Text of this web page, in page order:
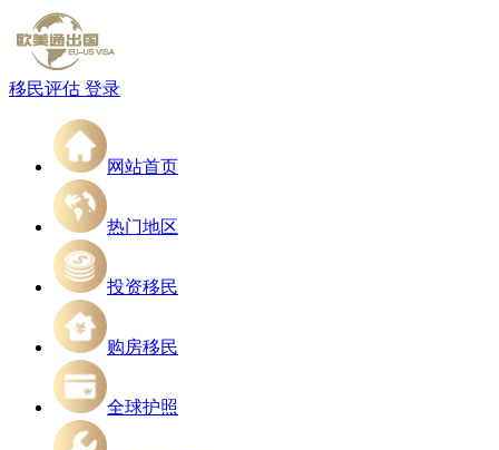
移民评估 登录
网站首页
热门地区
投资移民
购房移民
全球护照